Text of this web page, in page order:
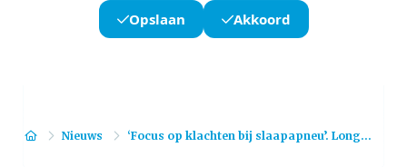
Opslaan Akkoord
HomeNieuws ‘Focus op klachten bij slaapapneu’. Long...